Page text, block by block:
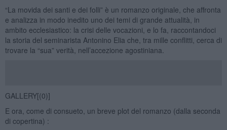
“La movida dei santi e dei folli” è un romanzo originale, che affronta
e analizza in modo inedito uno dei temi di grande attualità, in
ambito ecclesiastico: la crisi delle vocazioni, e lo fa, raccontandoci
la storia del seminarista Antonino Elia che, tra mille conflitti, cerca di
trovare la “sua” verità, nell’accezione agostiniana.
GALLERY[(0)]
E ora, come di consueto, un breve plot del romanzo (dalla seconda
di copertina) :